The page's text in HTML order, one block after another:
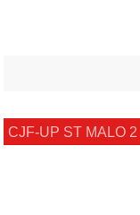
CJF-UP ST MALO 2